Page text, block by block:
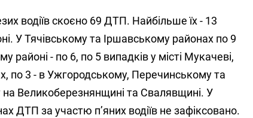
водіїв скоєно 69 ДТП. Найбільше їх - 13
У Тячівському та Іршавському районах по 9
районі - по 6, по 5 випадків у місті Мукачеві,
по 3 - в Ужгородському, Перечинському та
Великоберезнянщині та Свалявщині. У
ДТП за участю п’яних водіїв не зафіксовано.